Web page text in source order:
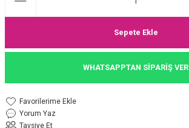
İPEK EŞARP
İPEĞİ ŞAL
ŞAL
Sepete Ekle
WHATSAPPTAN SİPARİŞ VER
Yorum Yaz
Tavsiye Et